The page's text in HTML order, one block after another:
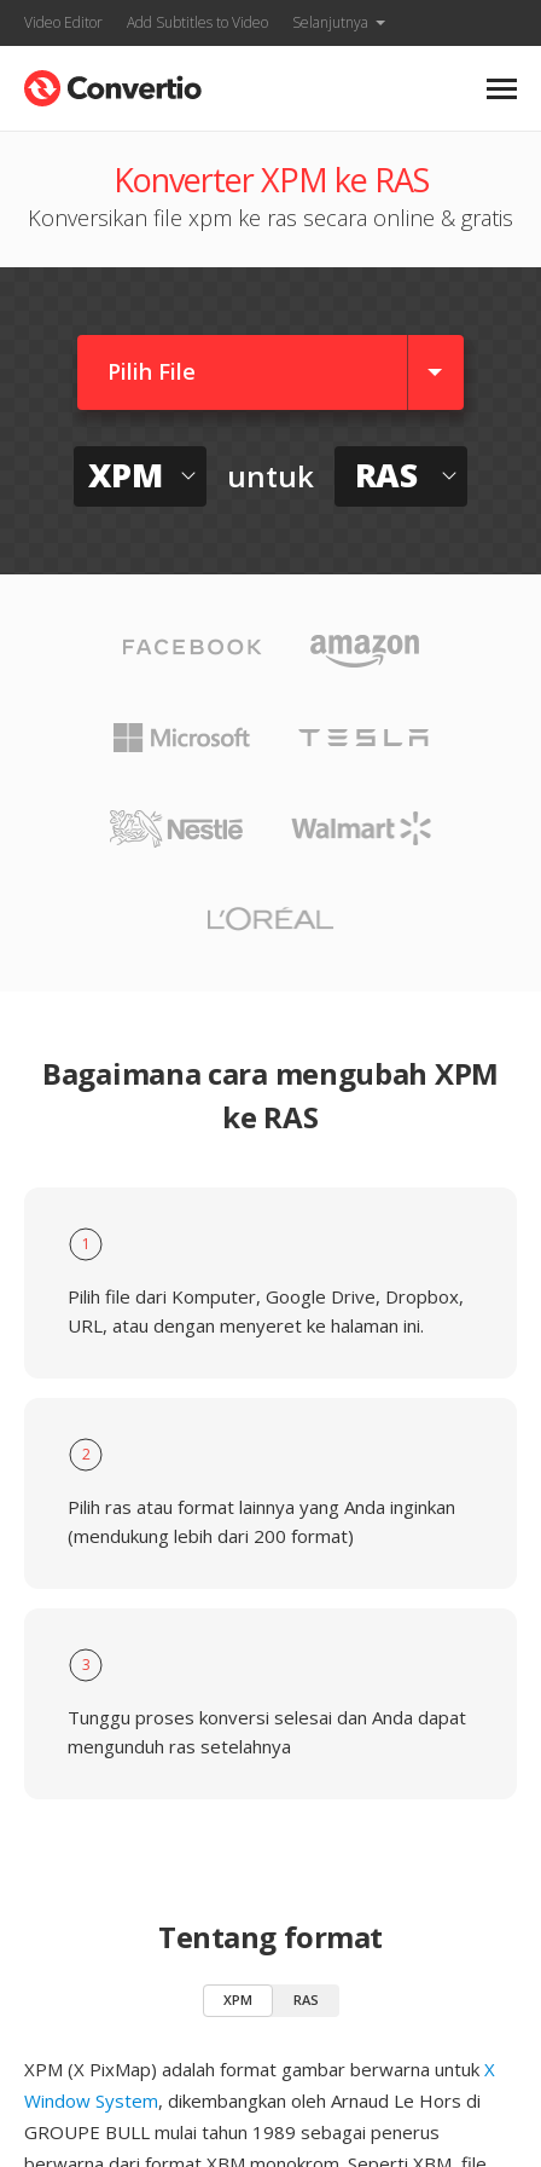
Video Editor Add Subtitles to Video Selanjutnya
Konverter XPM ke RAS
Konversikan file xpm ke ras secara online & gratis
Pilih File
XPM untuk RAS
Bagaimana cara mengubah XPM
ke RAS
1
Pilih file dari Komputer, Google Drive, Dropbox,
URL, atau dengan menyeret ke halaman ini.
2
Pilih ras atau format lainnya yang Anda inginkan
(mendukung lebih dari 200 format)
3
Tunggu proses konversi selesai dan Anda dapat
mengunduh ras setelahnya
Tentang format
XPM RAS
XPM (X PixMap) adalah format gambar berwarna untuk X
Window System, dikembangkan oleh Arnaud Le Hors di
GROUPE BULL mulai tahun 1989 sebagai penerus